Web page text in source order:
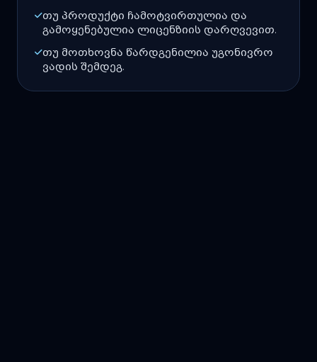
თუ პროდუქტი ჩამოტვირთულია და
გამოყენებულია ლიცენზიის დარღვევით.
თუ მოთხოვნა წარდგენილია უგონივრო
ვადის შემდეგ.